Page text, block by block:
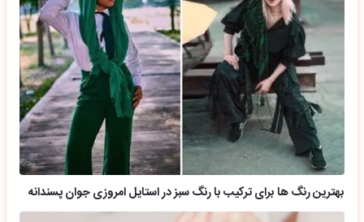
بهترین رنگ ها برای ترکیب با رنگ سبز در استایل امروزی جوان پسندانه